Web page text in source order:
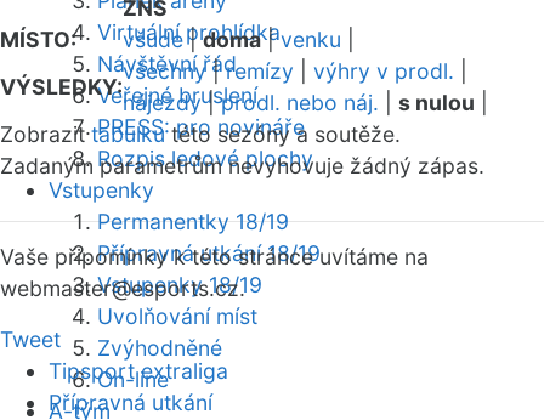
Virtuální prohlídka
Návštěvní řád
Veřejné bruslení
PRESS: pro novináře
Rozpis ledové plochy
Vstupenky
Permanentky 18/19
Přípravná utkání 18/19
Vstupenky 18/19
Uvolňování míst
Zvýhodněné
On-line
A-tým
ZNS
MÍSTO:
všude|doma|venku
VÝSLEDKY:
všechny|remízy výhry v prodl.
nájezdy|prodl. nebo náj. s nulou
Zobrazittabulkutéto sezóny a soutěže.
Zadaným parametrům nevyhovuje žádný zápas.
Vaše připomínky k této stránce uvítáme na
webmaster@esports.cz.
Tweet
Tipsport extraliga
Přípravná utkání